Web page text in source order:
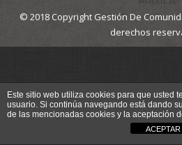
© 2018 Copyright Gestión De
derechos
Este sitio web utiliza cookies para que usted
usuario. Si continúa navegando está dando
de las mencionadas cookies y la aceptación
ACEPTAR